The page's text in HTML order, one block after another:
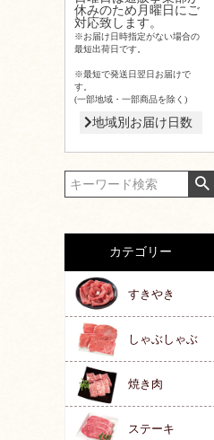
休みのため月曜日にご
対応致します。
※お届け日時指定がない場合の
最短出荷日です。
※最短で発送日翌日お届けで
す。
(一部地域・一部商品を除く)
地域別お届け日数
カテゴリー
すきやき
しゃぶしゃぶ
焼き肉
ステーキ